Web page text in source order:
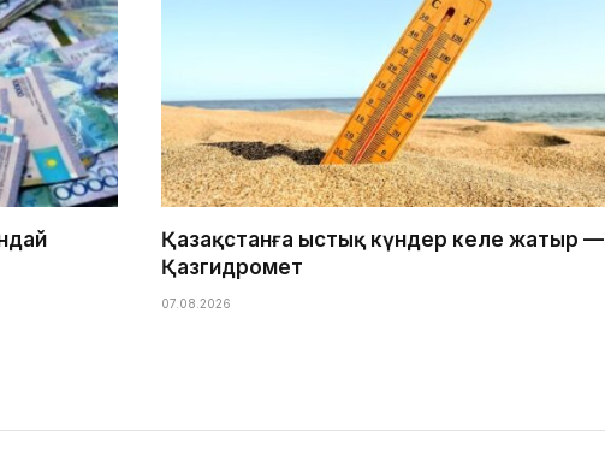
Қазақстанға ыстық күндер келе жатыр —
Қазгидромет
07.08.2026